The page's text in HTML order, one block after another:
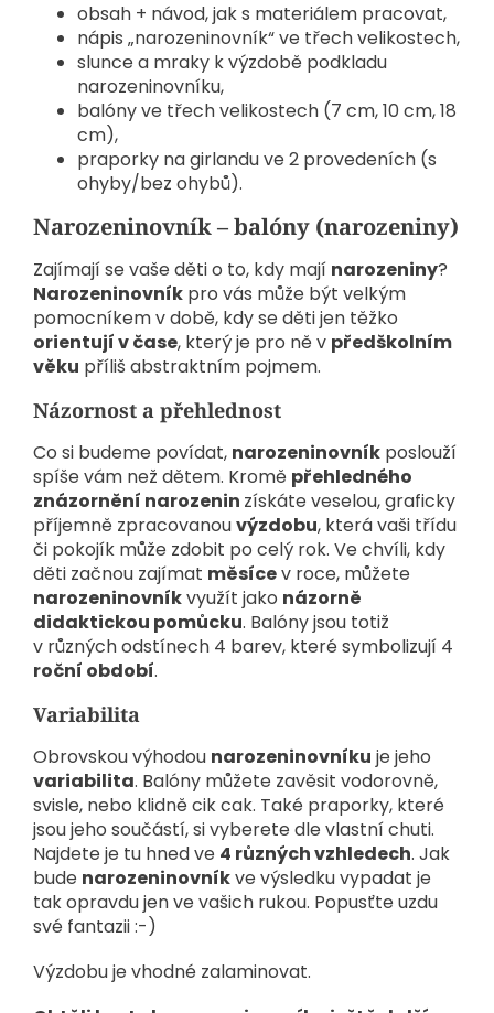
obsah + návod, jak s materiálem pracovat,
nápis „narozeninovník“ ve třech velikostech,
slunce a mraky k výzdobě podkladu
narozeninovníku,
balóny ve třech velikostech (7 cm, 10 cm, 18
cm),
praporky na girlandu ve 2 provedeních (s
ohyby/bez ohybů).
Narozeninovník – balóny (narozeniny)
Zajímají se vaše děti o to, kdy mají narozeniny?
Narozeninovník pro vás může být velkým
pomocníkem v době, kdy se děti jen těžko
orientují v čase, který je pro ně v předškolním
věku příliš abstraktním pojmem.
Názornost a přehlednost
Co si budeme povídat, narozeninovník poslouží
spíše vám než dětem. Kromě přehledného
znázornění narozenin získáte veselou, graficky
příjemně zpracovanouvýzdobu, která vaši třídu
či pokojík může zdobit po celý rok. Ve chvíli, kdy
děti začnou zajímat měsícev roce, můžete
narozeninovníkvyužít jako názorně
didaktickou pomůcku. Balóny jsou totiž
v různých odstínech 4 barev, které symbolizují 4
roční období.
Variabilita
Obrovskou výhodou narozeninovníku je jeho
variabilita. Balóny můžete zavěsit vodorovně,
svisle, nebo klidně cik cak. Také praporky, které
jsou jeho součástí, si vyberete dle vlastní chuti.
Najdete je tu hned ve 4 různých vzhledech. Jak
bude narozeninovníkve výsledku vypadat je
tak opravdu jen ve vašich rukou. Popusťte uzdu
své fantazii :-)
Výzdobu je vhodné zalaminovat.